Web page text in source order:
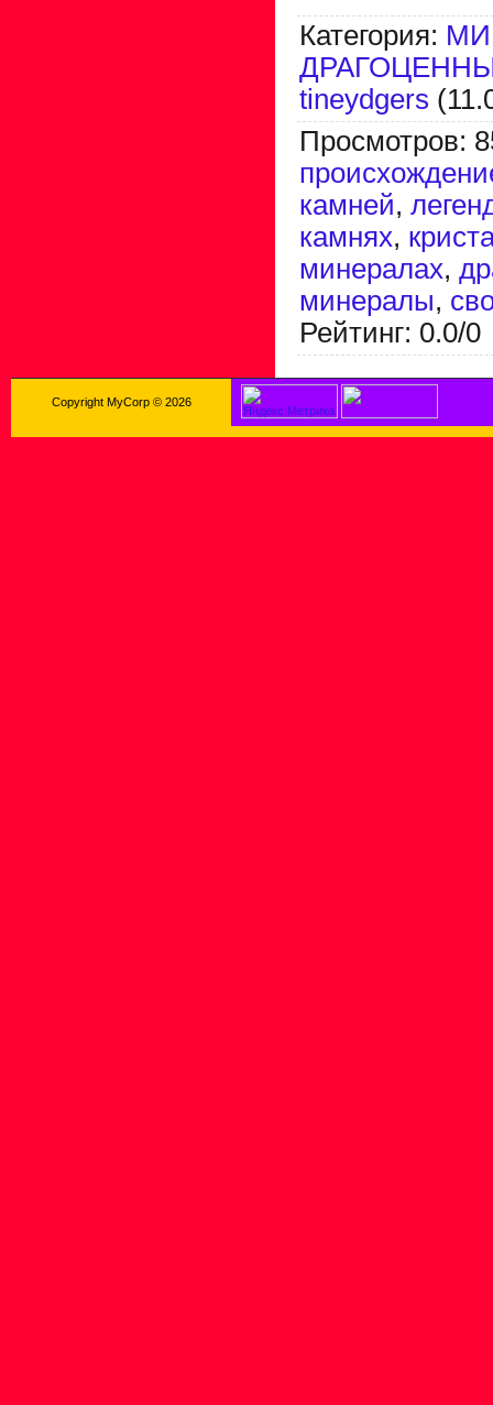
Категория:
tineydgers
Просмотров:
камней,
камнях,
минералах,
минералы,
Рейтинг: 0.0/0
Copyright MyCorp © 2026